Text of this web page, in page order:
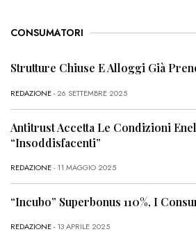
CONSUMATORI
Strutture Chiuse E Alloggi Già
REDAZIONE- 26 SETTEMBRE 2025
Antitrust Accetta Le Condizioni
“Insoddisfacenti”
REDAZIONE- 11 MAGGIO 2025
“Incubo” Superbonus 110%, I
REDAZIONE- 13 APRILE 2025